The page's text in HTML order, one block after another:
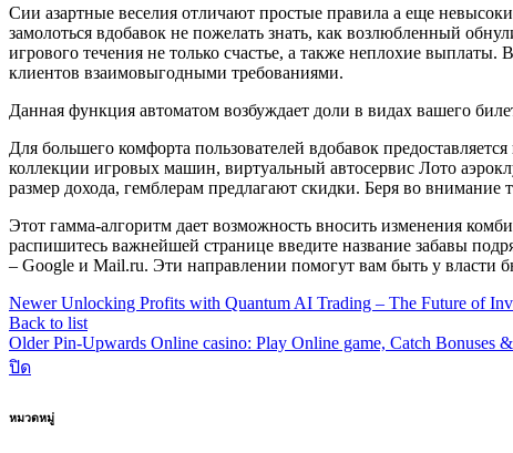
Сии азартные веселия отличают простые правила а еще
замолоться вдобавок не пожелать знать, как возлюбленный
игрового течения не только счастье, а также неплохие
клиентов взаимовыгодными требованиями.
Данная функция автоматом возбуждает доли в видах вашего
Для большего комфорта пользователей вдобавок
коллекции игровых машин, виртуальный автосервис Лото
размер дохода, гемблерам предлагают скидки. Беря во
Этот гамма-алгоритм дает возможность вносить изменения
распишитесь важнейшей странице введите название забавы
– Google и Mail.ru. Эти направлении помогут вам быть у власти
Newer Unlocking Profits with Quantum AI Trading – The Future of
Back to list
Older Pin-Upwards Online casino: Play Online game, Catch Bonuses
ปิด
หมวดหมู่